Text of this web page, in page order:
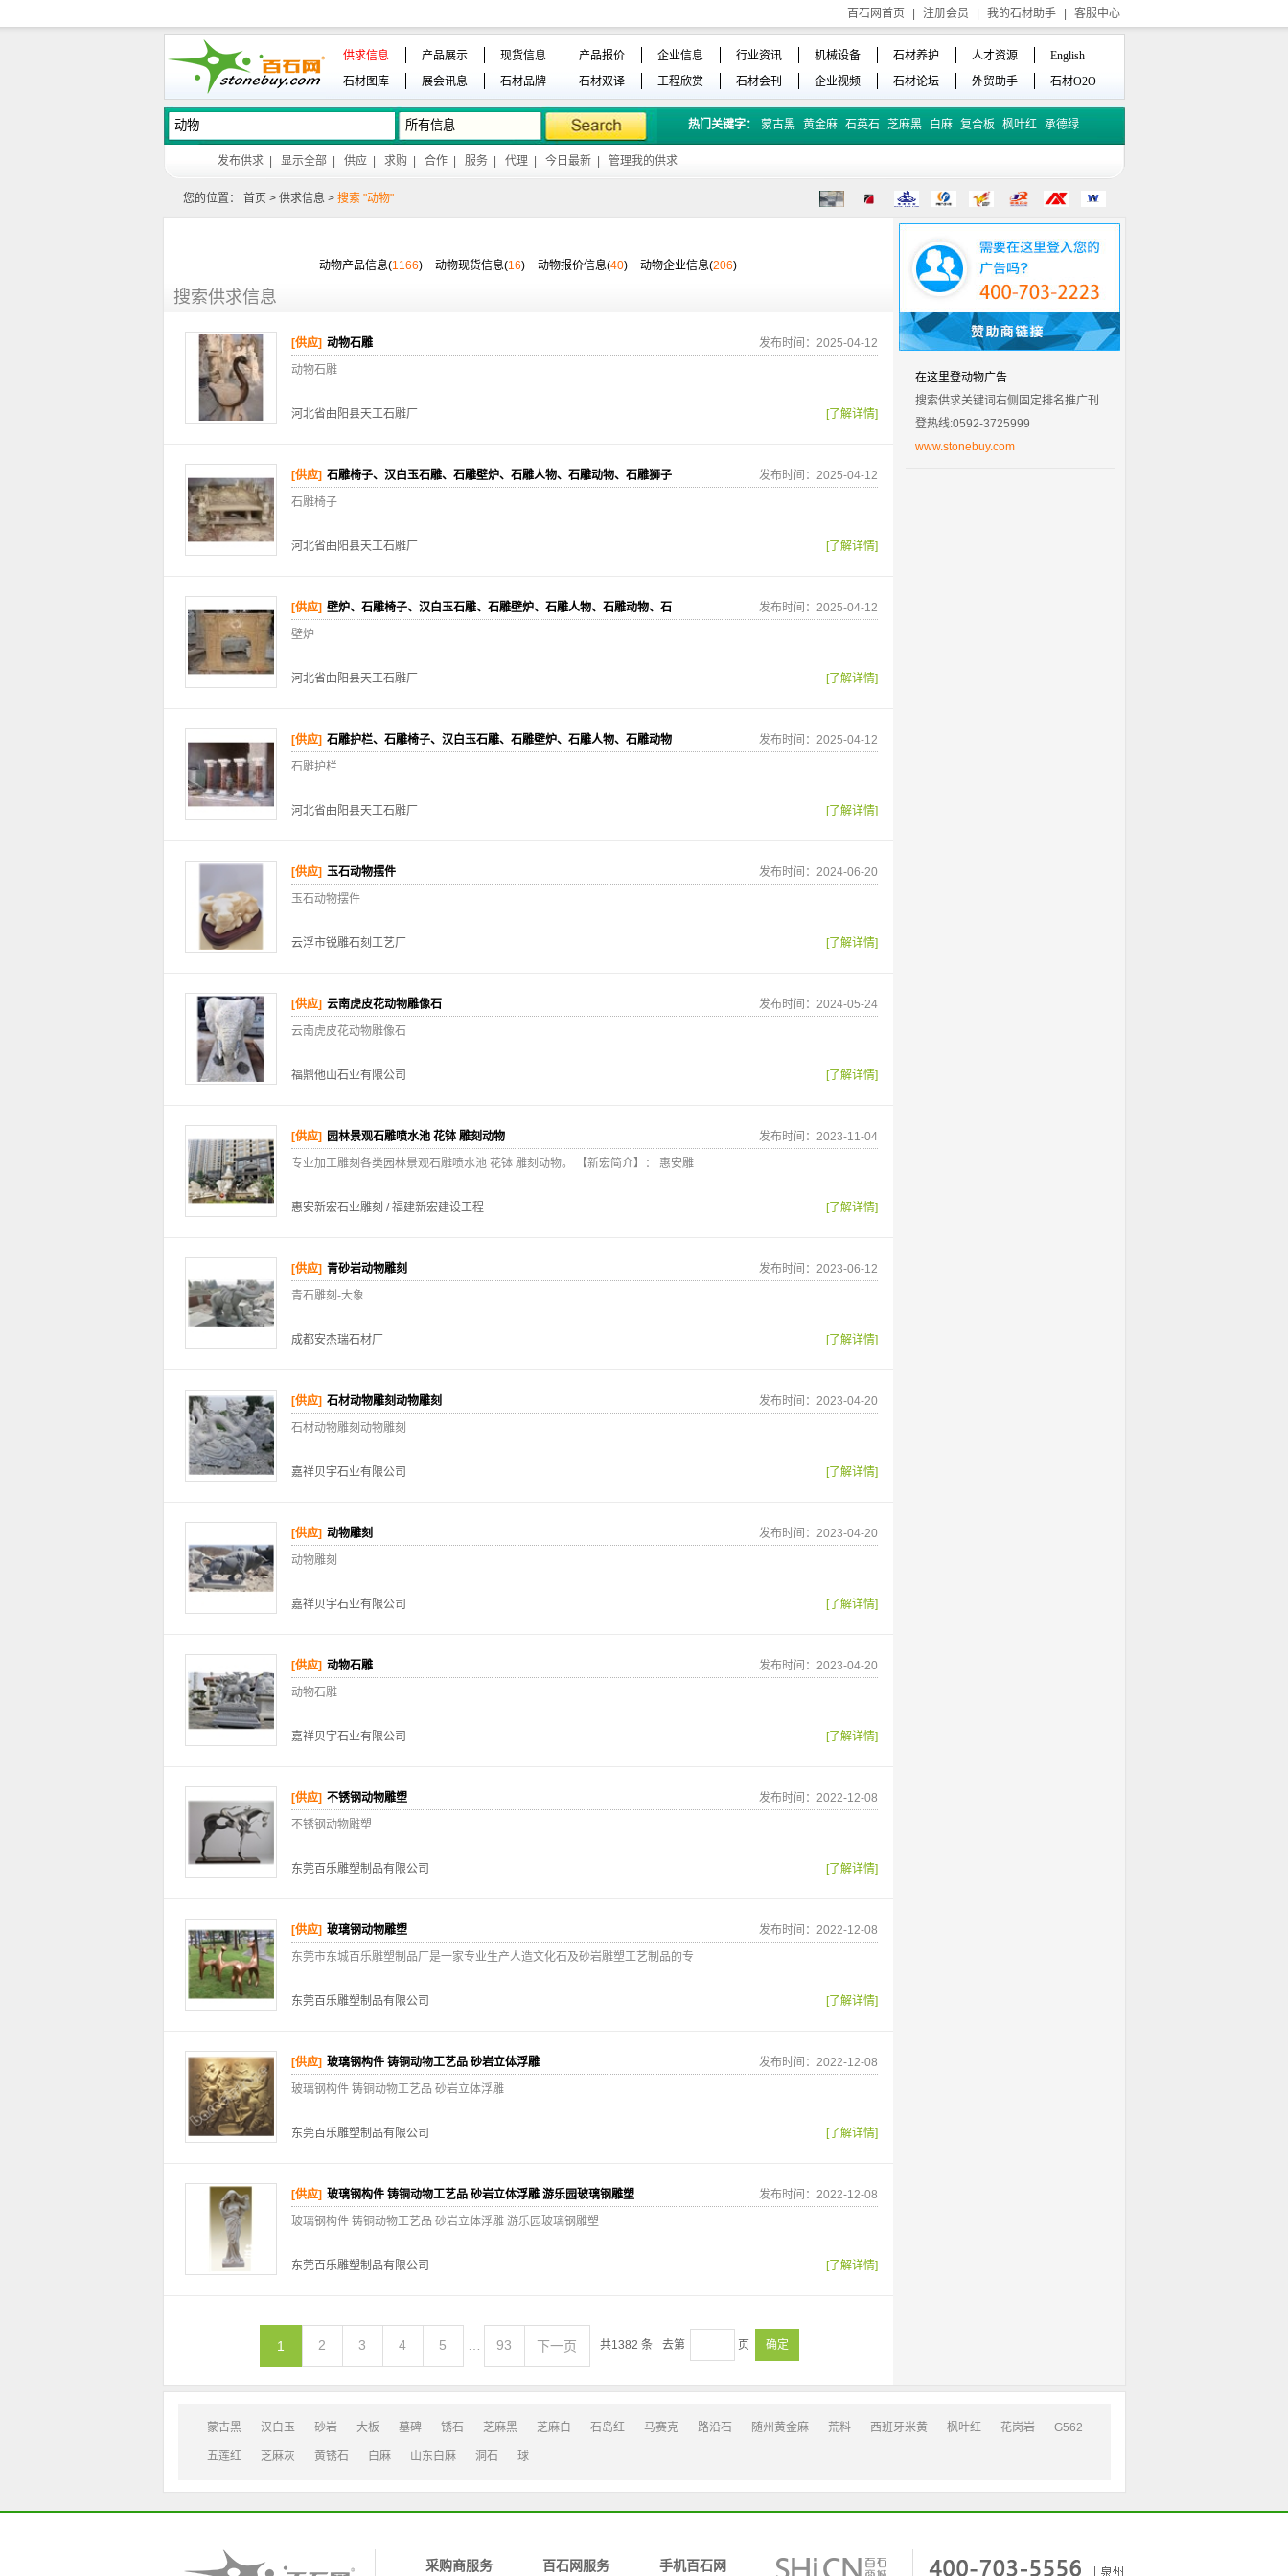
百石网首页 注册会员 我的石材助手 客服中心
供求信息 产品展示 现货信息 产品报价 企业信息 行业资讯 机械设备 石材养护 人才资源
English
石材图库
展会讯息 石材品牌 石材双译 工程欣赏 石材会刊 企业视频 石材论坛 外贸助手 石材O2O
热门关键字： 蒙古黑 黄金麻 石英石 芝麻黑 白麻 复合板 枫叶红 承德绿
发布供求 显示全部 供应 求购 合作 服务 代理 今日最新 管理我的供求
您的位置： 首页 > 供求信息 > 搜索 "动物"
动物产品信息(1166) 动物现货信息(16) 动物报价信息(40) 动物企业信息(206)
搜索供求信息
[供应] 动物石雕
发布时间：2025-04-12
动物石雕
河北省曲阳县天工石雕厂 [了解详情]
[供应] 石雕椅子、汉白玉石雕、石雕壁炉、石雕人物、石雕动物、石雕狮子
发布时间：2025-04-12
石雕椅子
河北省曲阳县天工石雕厂 [了解详情]
[供应] 壁炉、石雕椅子、汉白玉石雕、石雕壁炉、石雕人物、石雕动物、石
发布时间：2025-04-12
壁炉
河北省曲阳县天工石雕厂 [了解详情]
[供应] 石雕护栏、石雕椅子、汉白玉石雕、石雕壁炉、石雕人物、石雕动物
发布时间：2025-04-12
石雕护栏
河北省曲阳县天工石雕厂 [了解详情]
[供应] 玉石动物摆件
发布时间：2024-06-20
玉石动物摆件
云浮市锐雕石刻工艺厂 [了解详情]
[供应] 云南虎皮花动物雕像石
发布时间：2024-05-24
云南虎皮花动物雕像石
福鼎他山石业有限公司 [了解详情]
[供应] 园林景观石雕喷水池 花钵 雕刻动物
发布时间：2023-11-04
专业加工雕刻各类园林景观石雕喷水池 花钵 雕刻动物。 【新宏简介】： 惠安雕
惠安新宏石业雕刻 / 福建新宏建设工程 [了解详情]
[供应] 青砂岩动物雕刻
发布时间：2023-06-12
青石雕刻-大象
成都安杰瑞石材厂 [了解详情]
[供应] 石材动物雕刻动物雕刻
发布时间：2023-04-20
石材动物雕刻动物雕刻
嘉祥贝宇石业有限公司 [了解详情]
[供应] 动物雕刻
发布时间：2023-04-20
动物雕刻
嘉祥贝宇石业有限公司 [了解详情]
[供应] 动物石雕
发布时间：2023-04-20
动物石雕
嘉祥贝宇石业有限公司 [了解详情]
[供应] 不锈钢动物雕塑
发布时间：2022-12-08
不锈钢动物雕塑
东莞百乐雕塑制品有限公司 [了解详情]
[供应] 玻璃钢动物雕塑
发布时间：2022-12-08
东莞市东城百乐雕塑制品厂是一家专业生产人造文化石及砂岩雕塑工艺制品的专
东莞百乐雕塑制品有限公司 [了解详情]
[供应] 玻璃钢构件 铸铜动物工艺品 砂岩立体浮雕
发布时间：2022-12-08
玻璃钢构件 铸铜动物工艺品 砂岩立体浮雕
东莞百乐雕塑制品有限公司 [了解详情]
[供应] 玻璃钢构件 铸铜动物工艺品 砂岩立体浮雕 游乐园玻璃钢雕塑
发布时间：2022-12-08
玻璃钢构件 铸铜动物工艺品 砂岩立体浮雕 游乐园玻璃钢雕塑
东莞百乐雕塑制品有限公司 [了解详情]
1 2 3 4 5 93 下一页 共1382 条 去第 页 确定
在这里登动物广告
搜索供求关键词右侧固定排名推广刊
登热线:0592-3725999
www.stonebuy.com
蒙古黑 汉白玉 砂岩 大板 墓碑 锈石 芝麻黑 芝麻白 石岛红 马赛克 路沿石 随州黄金麻 荒料 西班牙米黄 枫叶红 花岗岩 G562
五莲红 芝麻灰 黄锈石 白麻 山东白麻 洞石 球
采购商服务 百石网服务 手机百石网